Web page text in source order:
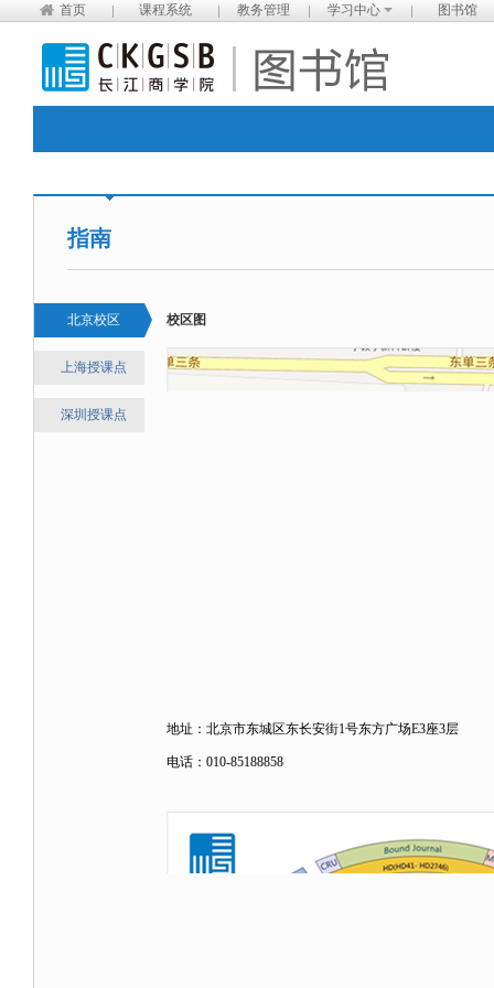
首页 课程系统 教务管理 学习中心 图书馆
指南
北京校区
上海授课点
深圳授课点
校区图
地址：北京市东城区东长安街1号东方广场E3座3层
电话：010-85188858